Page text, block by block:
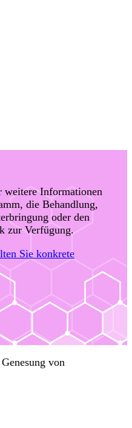
weitere Informationen
die Behandlung,
oder den
zur Verfügung.
Sie konkrete
von